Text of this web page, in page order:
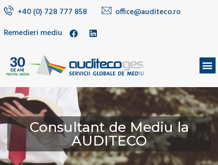
+40 (0) 728 777 858
office@auditeco.ro
Remedieri mediu
Consultant de Mediu la
AUDITECO